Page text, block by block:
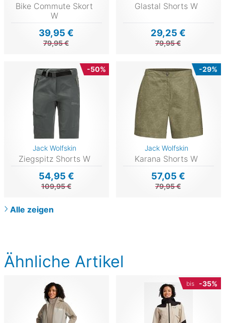
Ähnliche Artikel
bis -35%
Bike Commute Skort
W
39,95 €
79,95 €
Glastal Shorts W
29,25 €
79,95 €
-50%
Jack Wolfskin
Ziegspitz Shorts W
54,95 €
109,95 €
-29%
Jack Wolfskin
Karana Shorts W
57,05 €
79,95 €
Alle zeigen